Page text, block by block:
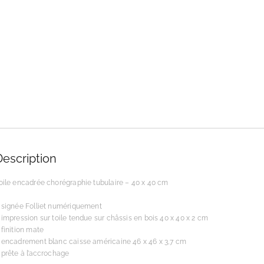
encadrée chorégraphie tubulaire – 40 x 40 cm
signée Folliet numériquement
sur toile tendue sur châssis en bois 40 x 40 x 2 cm
finition mate
encadrement blanc caisse américaine 46 x 46 x 3,7 cm
à l’accrochage